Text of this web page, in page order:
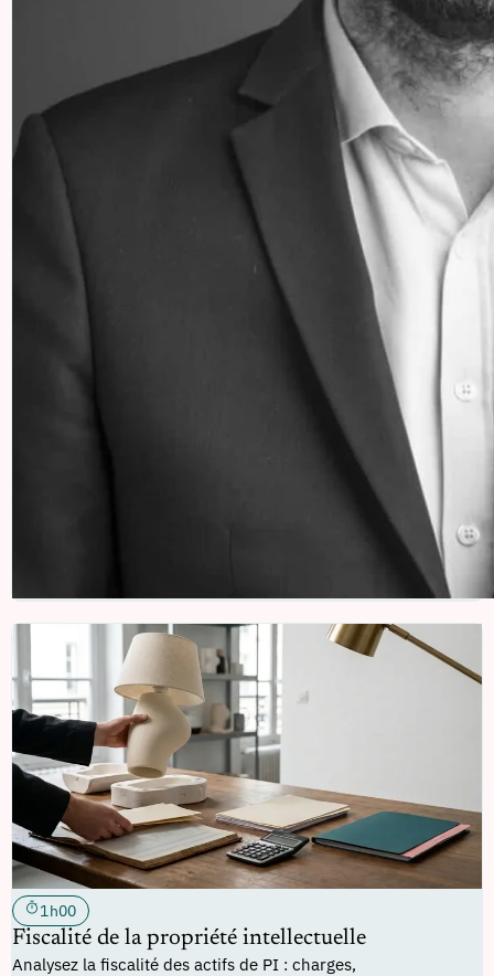
1h00
Fiscalité de la propriété intellectuelle
Analysez la fiscalité des actifs de PI : charges,